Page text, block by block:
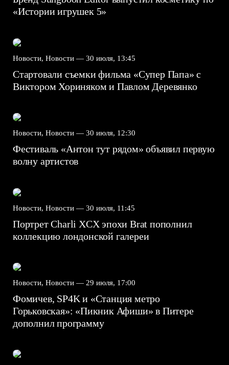
«Истории игрушек 5»
Новости, Новости — 30 июля, 13:45
Стартовали съемки фильма «Супер Папа» с
Виктором Хориняком и Павлом Деревянко
Новости, Новости — 30 июля, 12:30
Фестиваль «Антон тут рядом» объявил первую
волну артистов
Новости, Новости — 30 июля, 11:45
Портрет Charli XCX эпохи Brat пополнил
коллекцию лондонской галереи
Новости, Новости — 29 июля, 17:00
Фомичев, SP4K и «Станция метро
Горьковская»: «Пикник Афиши» в Питере
дополнил программу